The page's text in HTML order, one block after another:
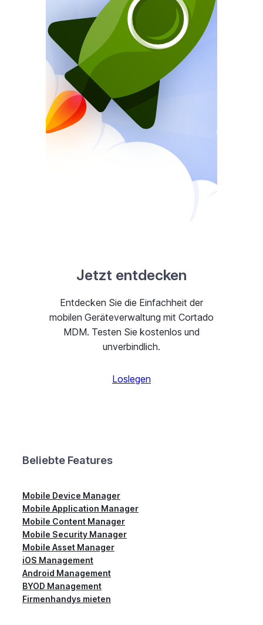
Jetzt entdecken
Entdecken Sie die Einfachheit der
mobilen Geräteverwaltung mit Cortado
MDM. Testen Sie kostenlos und
unverbindlich.
Loslegen
Beliebte Features
Mobile Device Manager
Mobile Application Manager
Mobile Content Manager
Mobile Security Manager
Mobile Asset Manager
iOS Management
Android Management
BYOD Management
Firmenhandys mieten